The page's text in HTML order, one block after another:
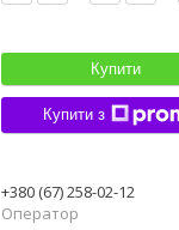
Купити
Купити з
+380 (67) 258-02-12
Оператор